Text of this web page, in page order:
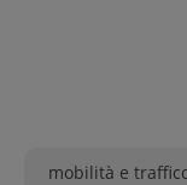
mobilità e